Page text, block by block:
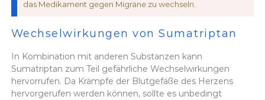
das Medikament gegen Migräne zu wechseln.
Wechselwirkungen von Sumatriptan
In Kombination mit anderen Substanzen kann
Sumatriptan zum Teil gefährliche Wechselwirkungen
hervorrufen. Da Krämpfe der Blutgefäße des Herzens
hervorgerufen werden können, sollte es unbedingt